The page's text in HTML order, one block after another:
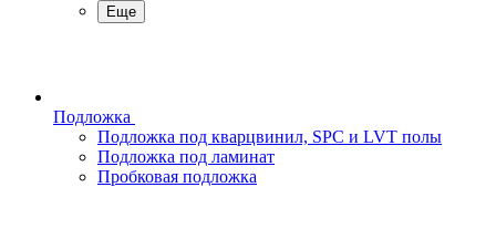
Еще
Подложка
Подложка под кварцвинил, SPC и LVT полы
Подложка под ламинат
Пробковая подложка